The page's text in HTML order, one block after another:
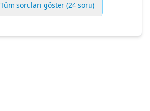
Tüm soruları göster (24 soru)